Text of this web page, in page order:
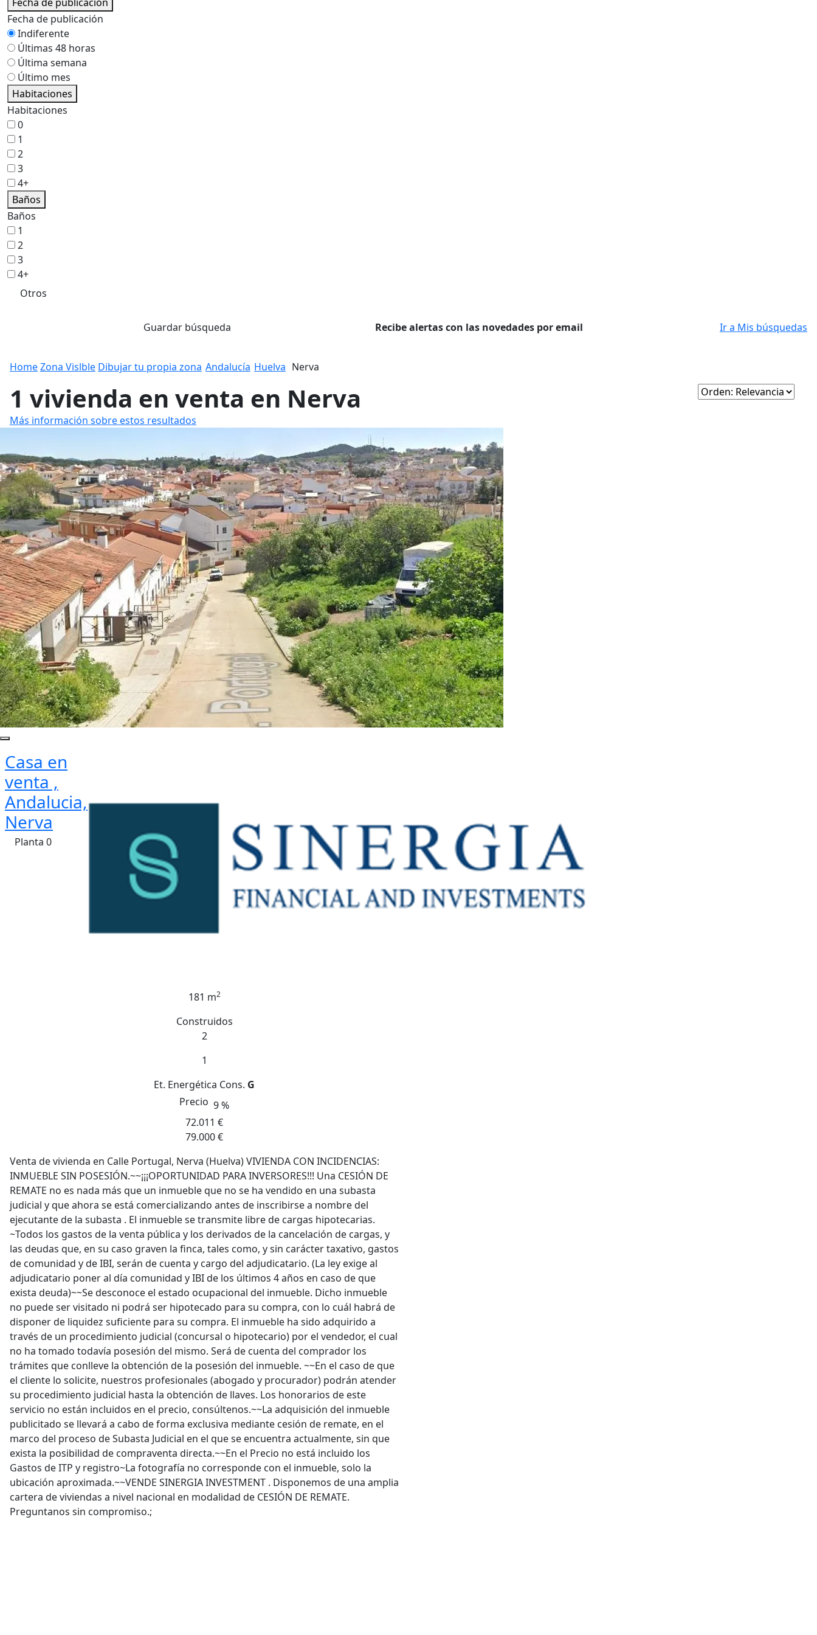
Fecha de publicación
Indiferente
Últimas 48 horas
Última semana
Último mes
Habitaciones
Habitaciones
0
1
2
3
4+
Baños
Baños
1
2
3
4+
Otros
Guardar búsqueda Recibe alertas con las novedades por email Ir a Mis búsquedas
HomeZona Vislble Dibujar tu propia zona Andalucía Huelva Nerva
1 vivienda en venta en Nerva
Más información sobre estos resultados
Casa en
venta ,
Andalucia,
Nerva
Planta 0
181 m2
Construidos
2
1
Et. Energética Cons. G
Precio 9 %
72.011 €
79.000 €
Venta de vivienda en Calle Portugal, Nerva (Huelva) VIVIENDA CON INCIDENCIAS:
INMUEBLE SIN POSESIÓN.~~¡¡¡OPORTUNIDAD PARA INVERSORES!!! Una CESIÓN DE
REMATE no es nada más que un inmueble que no se ha vendido en una subasta
judicial y que ahora se está comercializando antes de inscribirse a nombre del
ejecutante de la subasta . El inmueble se transmite libre de cargas hipotecarias.
~Todos los gastos de la venta pública y los derivados de la cancelación de cargas, y
las deudas que, en su caso graven la finca, tales como, y sin carácter taxativo, gastos
de comunidad y de IBI, serán de cuenta y cargo del adjudicatario. (La ley exige al
adjudicatario poner al día comunidad y IBI de los últimos 4 años en caso de que
exista deuda)~~Se desconoce el estado ocupacional del inmueble. Dicho inmueble
no puede ser visitado ni podrá ser hipotecado para su compra, con lo cuál habrá de
disponer de liquidez suficiente para su compra. El inmueble ha sido adquirido a
través de un procedimiento judicial (concursal o hipotecario) por el vendedor, el cual
no ha tomado todavía posesión del mismo. Será de cuenta del comprador los
trámites que conlleve la obtención de la posesión del inmueble. ~~En el caso de que
el cliente lo solicite, nuestros profesionales (abogado y procurador) podrán atender
su procedimiento judicial hasta la obtención de llaves. Los honorarios de este
servicio no están incluidos en el precio, consúltenos.~~La adquisición del inmueble
publicitado se llevará a cabo de forma exclusiva mediante cesión de remate, en el
marco del proceso de Subasta Judicial en el que se encuentra actualmente, sin que
exista la posibilidad de compraventa directa.~~En el Precio no está incluido los
Gastos de ITP y registro~La fotografía no corresponde con el inmueble, solo la
ubicación aproximada.~~VENDE SINERGIA INVESTMENT . Disponemos de una amplia
cartera de viviendas a nivel nacional en modalidad de CESIÓN DE REMATE.
Preguntanos sin compromiso.;